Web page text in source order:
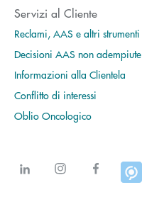
Servizi al Cliente
Reclami, AAS e altri strumenti
Decisioni AAS non adempiute
Informazioni alla Clientela
Conflitto di interessi
Oblio Oncologico